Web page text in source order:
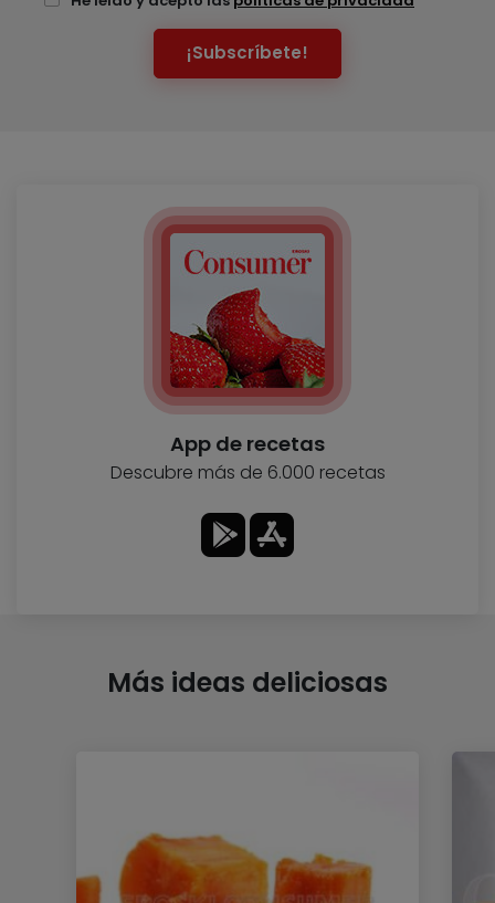
¡Subscríbete!
App de recetas
Descubre más de 6.000 recetas
Más ideas deliciosas